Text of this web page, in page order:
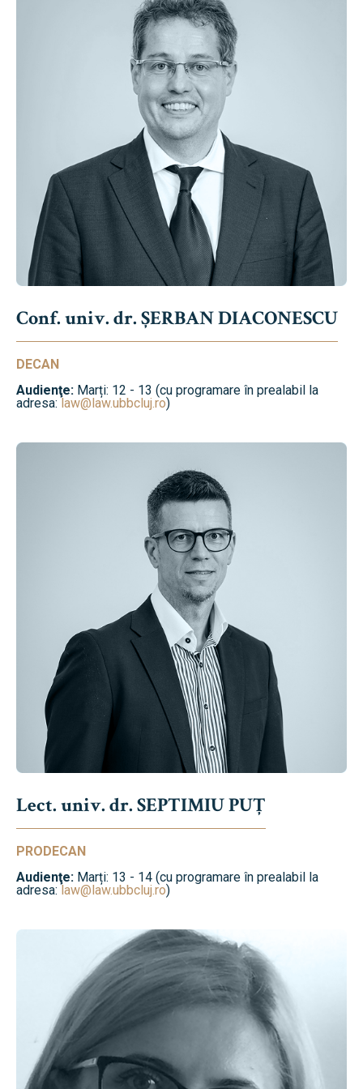
Conf. univ. dr. ȘERBAN DIACONESCU
DECAN
Audienţe: Marți: 12 - 13 (cu programare în prealabil la
adresa:law@law.ubbcluj.ro)
Lect. univ. dr. SEPTIMIU PUȚ
PRODECAN
Audienţe: Marți: 13 - 14 (cu programare în prealabil la
adresa:law@law.ubbcluj.ro)